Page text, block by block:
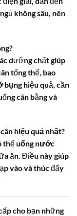
không sâu, nên
dưỡng chất giúp
tổng thể, bao
bụnghiệu quả, cần
cân bằng và
hiệu quả nhất?
thểuống nước
ăn. Điều này giúp
vào và thúc đẩy
cho bạn những